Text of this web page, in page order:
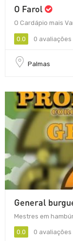
O Farol
O Cardápio mais
0.0 0 avaliações
Palmas
General
Mestres em
0.0 0 avaliações